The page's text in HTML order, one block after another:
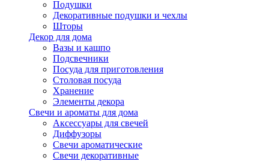
Подушки
Декоративные подушки и чехлы
Шторы
Декор для дома
Вазы и кашпо
Подсвечники
Посуда для приготовления
Столовая посуда
Хранение
Элементы декора
Свечи и ароматы для дома
Аксессуары для свечей
Диффузоры
Свечи ароматические
Свечи декоративные